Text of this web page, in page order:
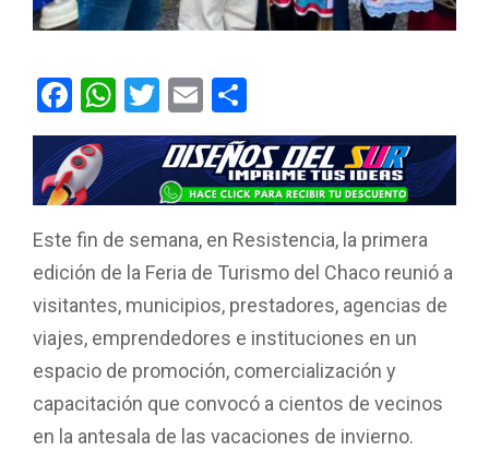
F
a
ce
b
o
o
k
W
h
at
s
A
p
p
T
wi
tt
er
E
m
ail
o
m
p
ar
tir
Este fin de semana, en Resistencia, la primera
edición de la Feria de Turismo del Chaco reunió a
visitantes, municipios, prestadores, agencias de
viajes, emprendedores e instituciones en un
espacio de promoción, comercialización y
capacitación que convocó a cientos de vecinos
en la antesala de las vacaciones de invierno.